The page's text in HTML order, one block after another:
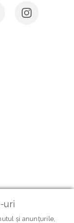
uri
și anunțurile,